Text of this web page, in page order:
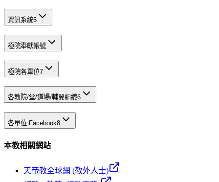
資訊系統5
極院奉獻帳號
極院各單位7
各教院/堂/道場/輔翼組織6
各單位 Facebook8
本教相關網站
天帝教全球網 (教外人士)